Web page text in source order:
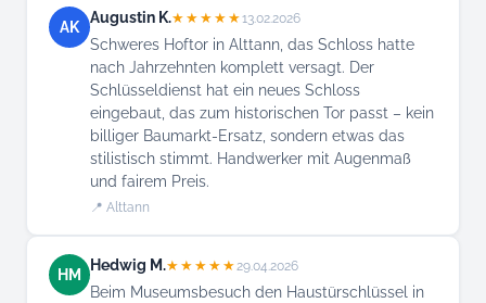
AK
Augustin K.★★★★★13.02.2026
Schweres Hoftor in Alttann, das Schloss hatte
nach Jahrzehnten komplett versagt. Der
Schlüsseldienst hat ein neues Schloss
eingebaut, das zum historischen Tor passt – kein
billiger Baumarkt-Ersatz, sondern etwas das
stilistisch stimmt. Handwerker mit Augenmaß
und fairem Preis.
📍 Alttann
HM
Hedwig M.★★★★★29.04.2026
Beim Museumsbesuch den Haustürschlüssel in